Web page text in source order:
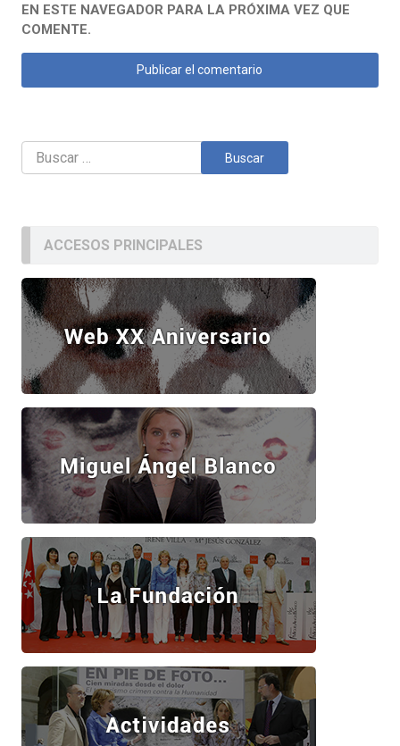
EN ESTE NAVEGADOR PARA LA PRÓXIMA VEZ QUE
COMENTE.
Buscar:
ACCESOS PRINCIPALES